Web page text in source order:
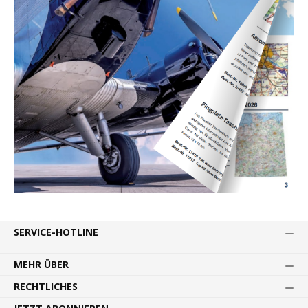
SERVICE-HOTLINE
MEHR ÜBER
RECHTLICHES